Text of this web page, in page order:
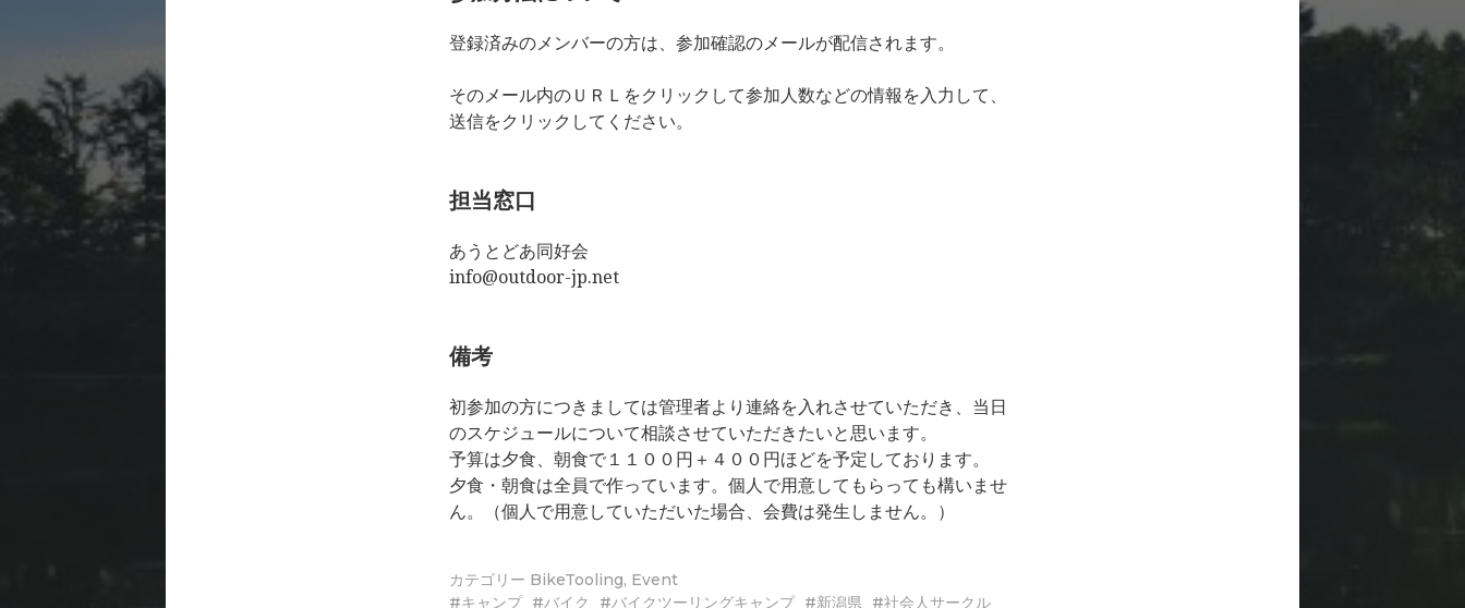
登録済みのメンバーの方は、参加確認のメールが配信されます。
そのメール内のＵＲＬをクリックして参加人数などの情報を入力して、
送信をクリックしてください。
担当窓口
あうとどあ同好会
info@outdoor-jp.net
備考
初参加の方につきましては管理者より連絡を入れさせていただき、当日
のスケジュールについて相談させていただきたいと思います。
予算は夕食、朝食で１１００円＋４００円ほどを予定しております。
夕食・朝食は全員で作っています。個人で用意してもらっても構いませ
ん。（個人で用意していただいた場合、会費は発生しません。）
カテゴリー BikeTooling, Event
キャンプ
バイク バイクツーリングキャンプ 新潟県 社会人サークル